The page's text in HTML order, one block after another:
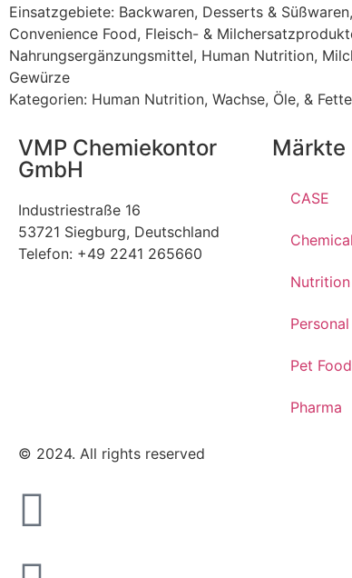
Einsatzgebiete: Backwaren, Desserts & Süßwaren,
Convenience Food, Fleisch- &
Nahrungsergänzungsmittel, Human Nutrition,
Gewürze
Kategorien: Human Nutrition, Wachse, Öle, & Fette
VMP Chemiekontor
GmbH
Industriestraße 16
53721 Siegburg, Deutschland
Telefon: +49 2241 265660
Märkte
CASE
Nutrition
Pet Food
Pharma
© 2024. All rights reserved